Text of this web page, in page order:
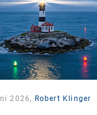
2026, Robert Klinger